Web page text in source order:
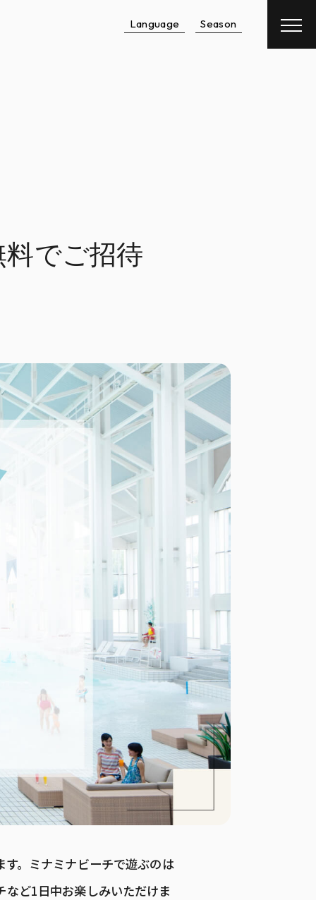
Language Season
レンタカー＋宿泊予約
でご招待
。ミナミナビーチで遊ぶのは
ど1日中お楽しみいただけま